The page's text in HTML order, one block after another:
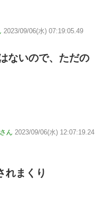
2023/09/06(水) 07:19:05.49
ないので、ただの
ん 2023/09/06(水) 12:07:19.24
れまくり